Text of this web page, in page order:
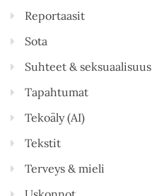
Reportaasit
Sota
Suhteet & seksuaalisuus
Tapahtumat
Tekoäly (AI)
Tekstit
Terveys & mieli